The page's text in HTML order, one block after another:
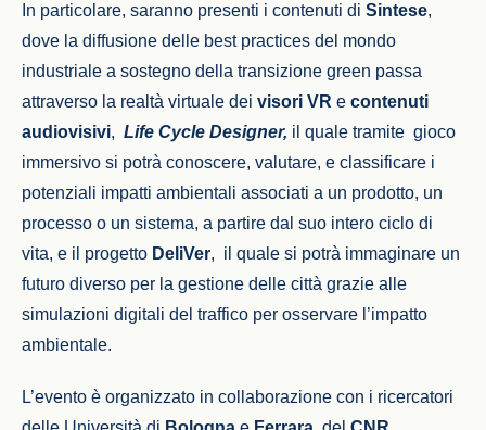
In particolare, saranno presenti i contenuti di Sintese,
dove la diffusione delle best practices del mondo
industriale a sostegno della transizione green passa
attraverso la realtà virtuale dei visori VR e contenuti
audiovisivi, Life Cycle Designer, il quale tramite gioco
immersivo si potrà conoscere, valutare, e classificare i
potenziali impatti ambientali associati a un prodotto, un
processo o un sistema, a partire dal suo intero ciclo di
vita, e il progetto DeliVer, il quale si potrà immaginare un
futuro diverso per la gestione delle città grazie alle
simulazioni digitali del traffico per osservare l’impatto
ambientale.
L’evento è organizzato in collaborazione con i ricercatori